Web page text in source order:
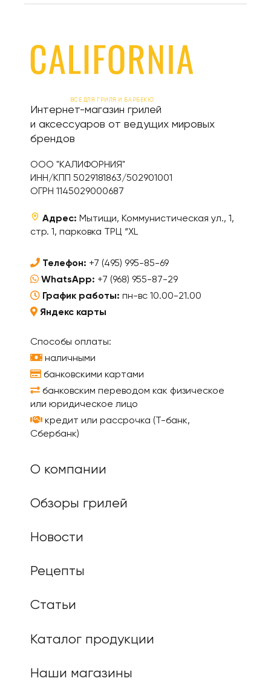
ВСЕ ДЛЯ ГРИЛЯ И БАРБЕКЮ
Интернет-магазин грилей
и аксессуаров от ведущих мировых
брендов
ООО "КАЛИФОРНИЯ"
ИНН/КПП 5029181863/502901001
ОГРН 1145029000687
Адрес: Мытищи, Коммунистическая ул., 1,
стр. 1, парковка ТРЦ “XL
Телефон: +7 (495) 995-85-69
WhatsApp: +7 (968) 955-87-29
График работы: пн-вс 10.00-21.00
Яндекс карты
Способы оплаты:
наличными
банковскими картами
банковским переводом как физическое
или юридическое лицо
кредит или рассрочка (Т-банк,
Сбербанк)
О компании
Обзоры грилей
Новости
Рецепты
Статьи
Каталог продукции
Наши магазины